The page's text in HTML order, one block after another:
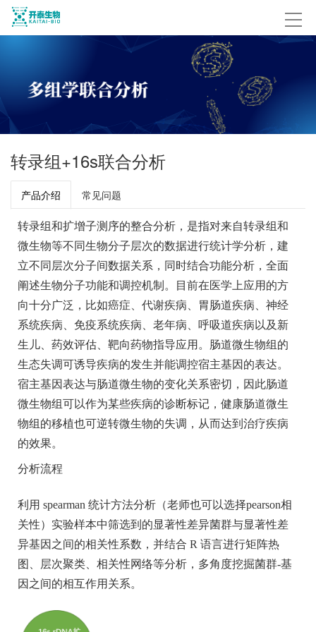
转录组+16s联合分析
产品介绍 常见问题
转录组和扩增子测序的整合分析，是指对来自转录组和
微生物等不同生物分子层次的数据进行统计学分析，建
立不同层次分子间数据关系，同时结合功能分析，全面
阐述生物分子功能和调控机制。目前在医学上应用的方
向十分广泛，比如癌症、代谢疾病、胃肠道疾病、神经
系统疾病、免疫系统疾病、老年病、呼吸道疾病以及新
生儿、药效评估、靶向药物指导应用。肠道微生物组的
生态失调可诱导疾病的发生并能调控宿主基因的表达。
宿主基因表达与肠道微生物的变化关系密切，因此肠道
微生物组可以作为某些疾病的诊断标记，健康肠道微生
物组的移植也可逆转微生物的失调，从而达到治疗疾病
的效果。
分析流程
利用 spearman 统计方法分析 （老师也可以选择pearson相
关性） 实验样本中筛选到的显著性差异菌群与显著性差
异基因 之间的相关性系数，并结合 R 语言进行矩阵热
图、层次聚类、相关性网络等分析，多角度挖掘菌群-基
因 之间的相互作用关系。